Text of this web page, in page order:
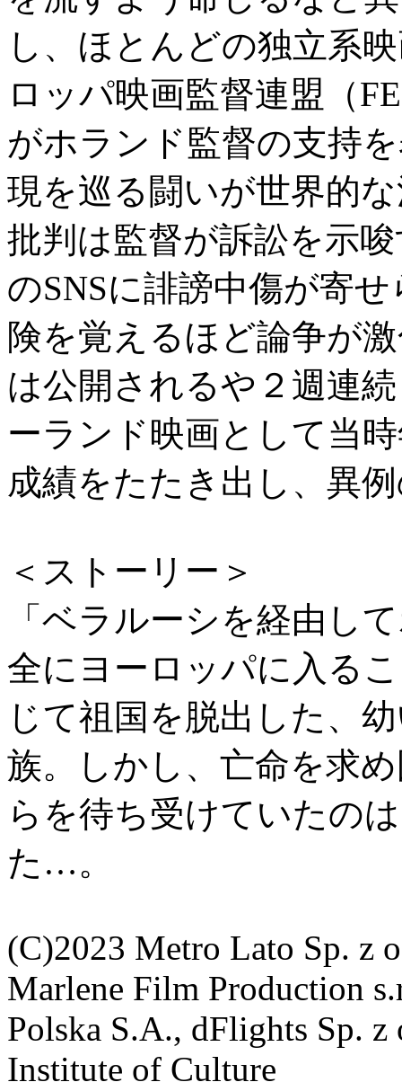
し、ほとんどの独立系
ロッパ映画監督連盟（
がホランド監督の支持
現を巡る闘いが世界的
批判は監督が訴訟を示
のSNSに誹謗中傷が寄
険を覚えるほど論争が
は公開されるや２週連
ーランド映画として当
成績をたたき出し、異
＜ストーリー＞
「ベラルーシを経由し
全にヨーロッパに入る
じて祖国を脱出した、
族。しかし、亡命を求
らを待ち受けていたの
た…。
(C)2023 Metro Lato Sp. z
Marlene Film Production
Polska S.A., dFlights Sp.
Institute of Culture